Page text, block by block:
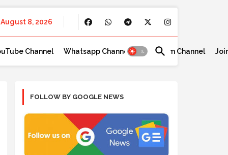
August 8, 2026
Channel Whatsapp Channel Telegram Channel
FOLLOW BY GOOGLE NEWS